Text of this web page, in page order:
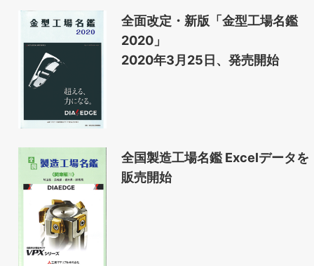
全面改定・新版「金型工場名鑑
2020」
2020年3月25日、発売開始
全国製造工場名鑑 Excelデータを
販売開始